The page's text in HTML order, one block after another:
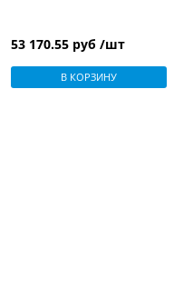
53 170.55 руб /шт
В КОРЗИНУ